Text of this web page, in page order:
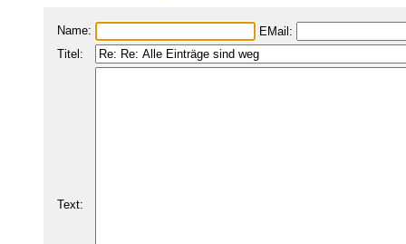
Name:
EMail:
Titel:
Text: